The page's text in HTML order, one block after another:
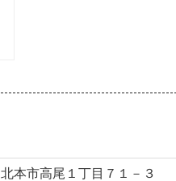
北本市高尾１丁目７１－３